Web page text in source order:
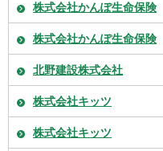
株式会社かんぽ生命保険
株式会社かんぽ生命保険
北野建設株式会社
株式会社キッツ
株式会社キッツ